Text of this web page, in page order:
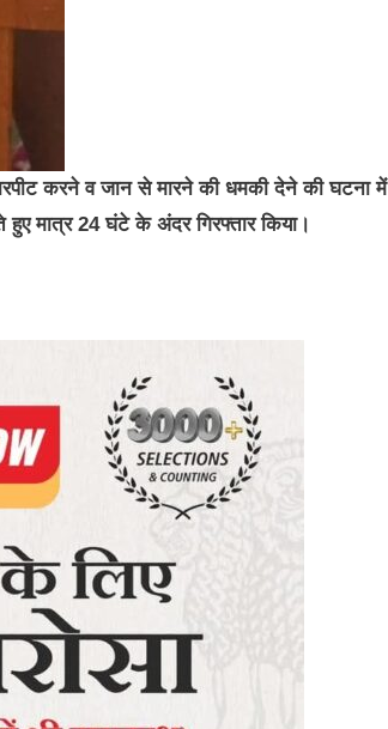
करने व जान से मारने की धमकी देने की घटना में
हुए मात्र 24 घंटे के अंदर गिरफ्तार किया।